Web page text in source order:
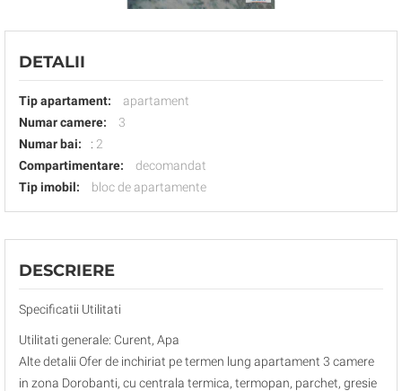
DETALII
Tip apartament:
apartament
Numar camere:
3
Numar bai:
: 2
Compartimentare:
decomandat
Tip imobil:
bloc de apartamente
DESCRIERE
Specificatii Utilitati
Utilitati generale: Curent, Apa
Alte detalii Ofer de inchiriat pe termen lung apartament 3 camere
in zona Dorobanti, cu centrala termica, termopan, parchet, gresie